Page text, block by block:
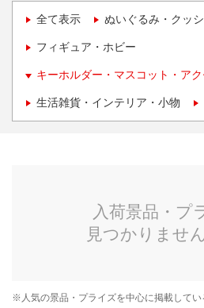
全て表示 ぬいぐるみ・クッ
フィギュア・ホビー
キーホルダー・マスコット・ア
生活雑貨・インテリア・小物